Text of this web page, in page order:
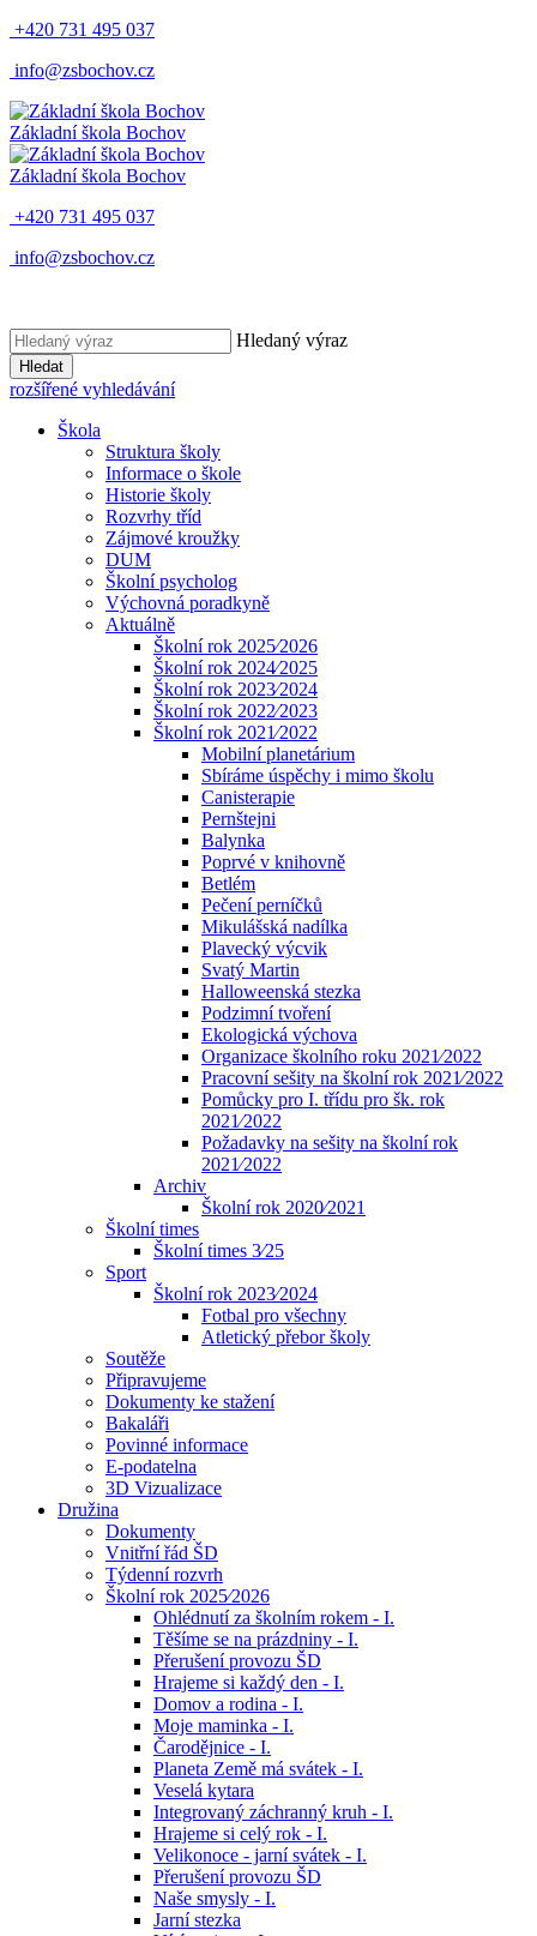
+420 731 495 037
info@zsbochov.cz
Základní škola Bochov
Základní škola Bochov
+420 731 495 037
info@zsbochov.cz
Hledaný výraz
Hledat
rozšířené vyhledávání
Škola
Struktura školy
Informace o škole
Historie školy
Rozvrhy tříd
Zájmové kroužky
DUM
Školní psycholog
Výchovná poradkyně
Aktuálně
Školní rok 2025⁄2026
Školní rok 2024⁄2025
Školní rok 2023⁄2024
Školní rok 2022⁄2023
Školní rok 2021⁄2022
Mobilní planetárium
Sbíráme úspěchy i mimo školu
Canisterapie
Pernštejni
Balynka
Poprvé v knihovně
Betlém
Pečení perníčků
Mikulášská nadílka
Plavecký výcvik
Svatý Martin
Halloweenská stezka
Podzimní tvoření
Ekologická výchova
Organizace školního roku 2021⁄2022
Pracovní sešity na školní rok 2021⁄2022
Pomůcky pro I. třídu pro šk. rok
2021⁄2022
Požadavky na sešity na školní rok
2021⁄2022
Archiv
Školní rok 2020⁄2021
Školní times
Školní times 3⁄25
Sport
Školní rok 2023⁄2024
Fotbal pro všechny
Atletický přebor školy
Soutěže
Připravujeme
Dokumenty ke stažení
Bakaláři
Povinné informace
E-podatelna
3D Vizualizace
Družina
Dokumenty
Vnitřní řád ŠD
Týdenní rozvrh
Školní rok 2025⁄2026
Ohlédnutí za školním rokem - I.
Těšíme se na prázdniny - I.
Přerušení provozu ŠD
Hrajeme si každý den - I.
Domov a rodina - I.
Moje maminka - I.
Čarodějnice - I.
Planeta Země má svátek - I.
Veselá kytara
Integrovaný záchranný kruh - I.
Hrajeme si celý rok - I.
Velikonoce - jarní svátek - I.
Přerušení provozu ŠD
Naše smysly - I.
Jarní stezka